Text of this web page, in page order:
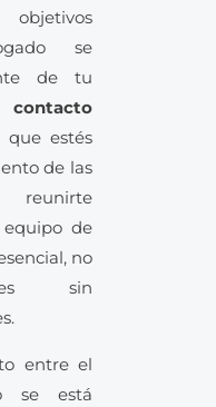
se
de tu
contacto
estés
de las
reunirte
de
no
sin
entre el
se está